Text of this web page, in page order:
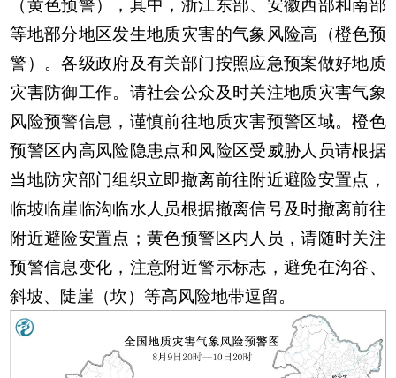
（黄色预警），其中，浙江东部、安徽西部和南部
等地部分地区发生地质灾害的气象风险高（橙色预
警） 。各级政府及有关部门按照应急预案做好地质
灾害防御工作。请社会公众及时关注地质灾害气象
风险预警信息，谨慎前往地质灾害预警区域。橙色
预警区内高风险隐患点和风险区受威胁人员请根据
当地防灾部门组织立即撤离前往附近避险安置点，
临坡临崖临沟临水人员根据撤离信号及时撤离前往
附近避险安置点；黄色预警区内人员，请随时关注
预警信息变化，注意附近警示标志，避免在沟谷、
斜坡、陡崖（坎）等高风险地带逗留。